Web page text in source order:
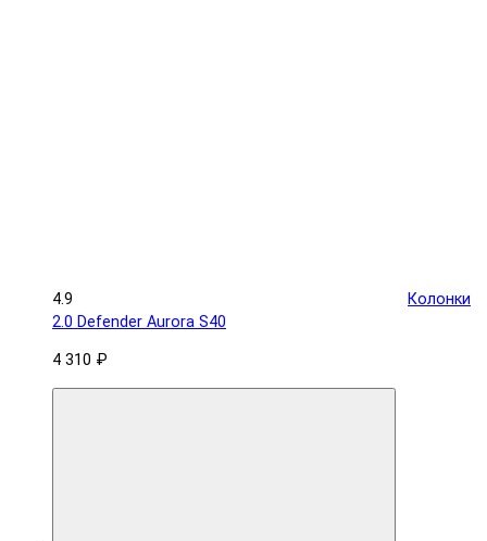
4.9
Колонки
2.0 Defender Aurora S40
4 310 ₽